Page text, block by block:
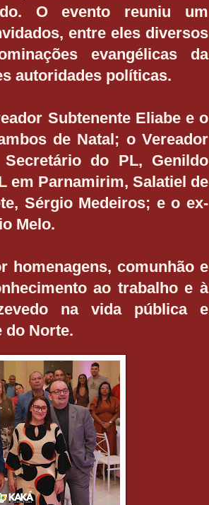
O evento reuniu um
entre eles diversos
evangélicas da
autoridades políticas.
Subtenente Eliabe e o
de Natal; o Vereador
do PL, Genildo
em Parnamirim, Salatiel de
Sérgio Medeiros; e o ex-
Melo.
homenagens, comunhão e
ao trabalho e à
na vida pública e
do Norte.